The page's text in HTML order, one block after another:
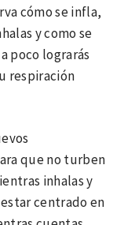
cómo se infla,
y como se
poco lograrás
respiración
que no turben
inhalas y
centrado en